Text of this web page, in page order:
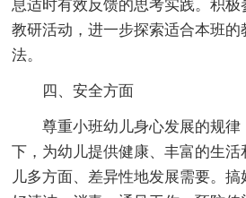
息适时有效反馈的思考实践。积
教研活动，进一步探索适合本班
法。
四、安全方面
尊重小班幼儿身心发展的规
下，为幼儿提供健康、丰富的生
儿多方面、差异性地发展需要。